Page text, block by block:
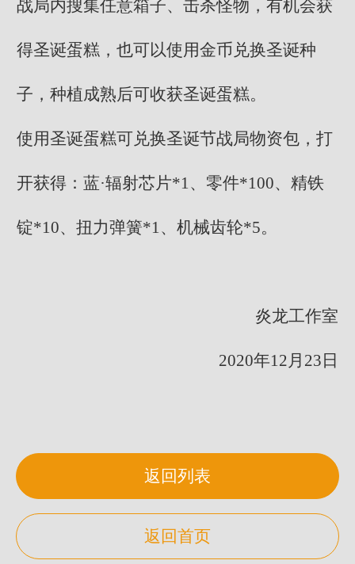
战局内搜集任意箱子、击杀怪物，有机会获
得圣诞蛋糕，也可以使用金币兑换圣诞种
子，种植成熟后可收获圣诞蛋糕。
使用圣诞蛋糕可兑换圣诞节战局物资包，打
开获得：蓝·辐射芯片*1、零件*100、精铁
锭*10、扭力弹簧*1、机械齿轮*5。
炎龙工作室
2020年12月23日
返回列表
返回首页